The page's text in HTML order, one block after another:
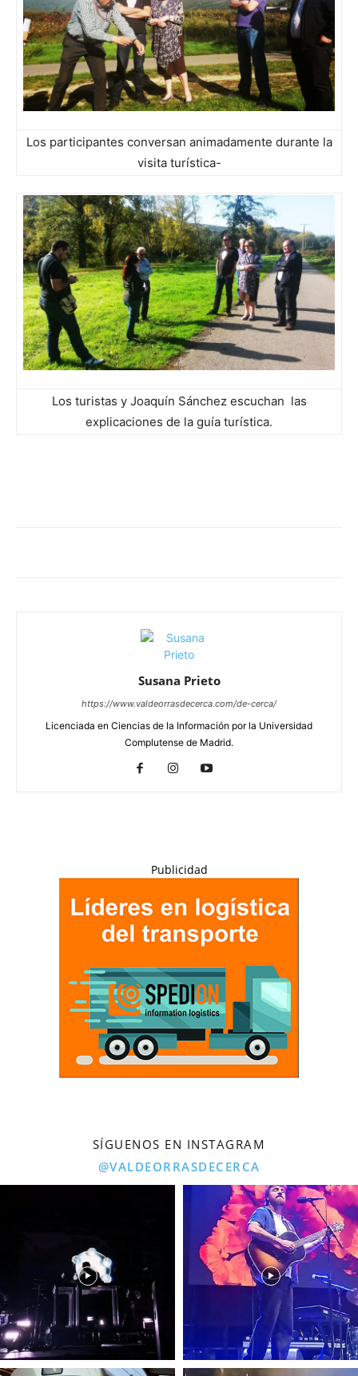
Los participantes conversan animadamente durante la
visita turística-
Los turistas y Joaquín Sánchez escuchan las
explicaciones de la guía turística.
Susana Prieto
https://www.valdeorrasdecerca.com/de-cerca/
Licenciada en Ciencias de la Información por la Universidad
Complutense de Madrid.
Publicidad
SÍGUENOS EN INSTAGRAM
@VALDEORRASDECERCA